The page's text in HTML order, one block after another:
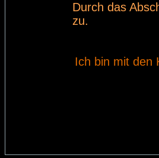
Durch das
zu.
Ich bin mit den